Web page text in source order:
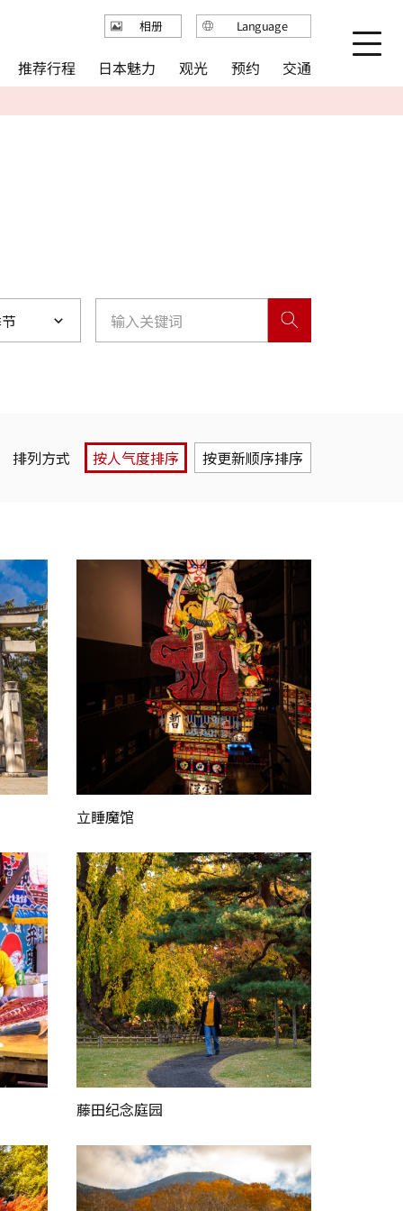
排列方式 按人气度排序 按更新顺序排序
立睡魔馆
藤田纪念庭园
推荐行程 日本魅力 观光 预约 交通
相册 Language
English
简体中文